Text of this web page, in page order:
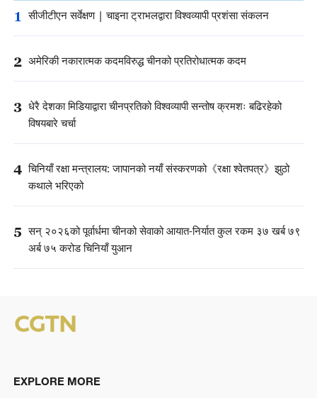
1 सीजीटीएन सर्वेक्षण | चाइना ट्राभलद्वारा विश्वव्यापी प्रशंसा संकलन
2 अमेरिकी नकारात्मक कदमविरुद्ध चीनको प्रतिरोधात्मक कदम
3 धेरै देशका मिडियाद्वारा चीनप्रतिको विश्वव्यापी सन्तोष क्रमशः बढिरहेको
विषयबारे चर्चा
4 चिनियाँ रक्षा मन्त्रालय: जापानको नयाँ संस्करणको《रक्षा श्वेतपत्र》झुठो
कथाले भरिएको
5 सन् २०२६को पूर्वार्धमा चीनको सेवाको आयात-निर्यात कुल रकम ३७ खर्ब ७९
अर्ब ७५ करोड चिनियाँ युआन
EXPLORE MORE